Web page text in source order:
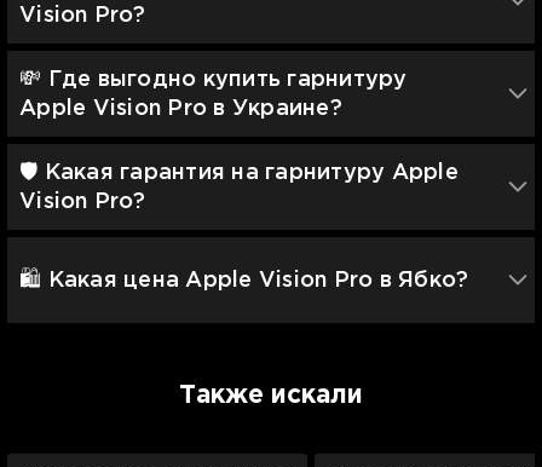
Vision Pro?
💸 Где выгодно купить гарнитуру
Apple Vision Pro в Украине?
🛡 Какая гарантия на гарнитуру Apple
Vision Pro?
🛍️ Какая цена Apple Vision Pro в Ябко?
Также искали